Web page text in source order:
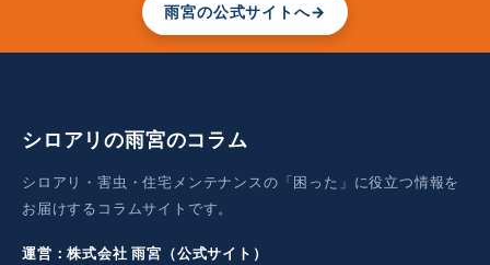
雨宮の公式サイトへ→
シロアリの雨宮のコラム
シロアリ・害虫・住宅メンテナンスの「困った」に役立つ情報を
お届けするコラムサイトです。
運営：株式会社 雨宮（公式サイト）